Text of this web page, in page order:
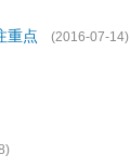
重点
(2016-07-14)